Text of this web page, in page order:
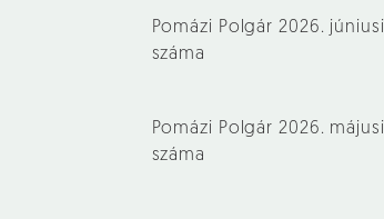
Pomázi Polgár 2026. júniusi
száma
Pomázi Polgár 2026. májusi
száma